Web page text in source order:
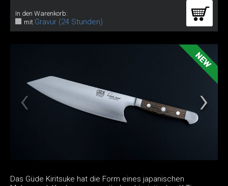
In den Warenkorb:
mit Gravur (24 Stunden)
Das Güde Kiritsuke hat die Form eines japanischen